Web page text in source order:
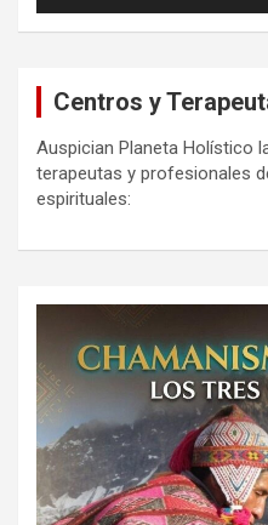
Centros y
Auspician Planeta Holístico
terapeutas y profesionales
espirituales: